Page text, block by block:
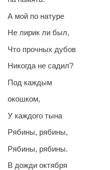
А мой по натуре
Не лирик ли был,
Что прочных дубов
Никогда не садил?
Под каждым
окошком,
У каждого тына
Рябины, рябины,
Рябины, рябины.
В дожди октября